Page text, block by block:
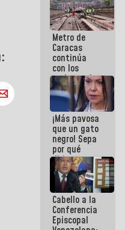
Son unos
coberos,
viven de la
mentira
Metro de
Caracas
continúa
con los
trabajos de
mantenimiento
e inspección
en la Línea 2
¡Más pavosa
que un gato
negro! Sepa
por qué
dirigentes
opositores
se
desmarcan
de La Sayo
Cabello a la
Conferencia
Episcopal